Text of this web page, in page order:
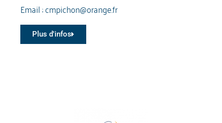
Email :cmpichon@orange.fr
Plus d'infos